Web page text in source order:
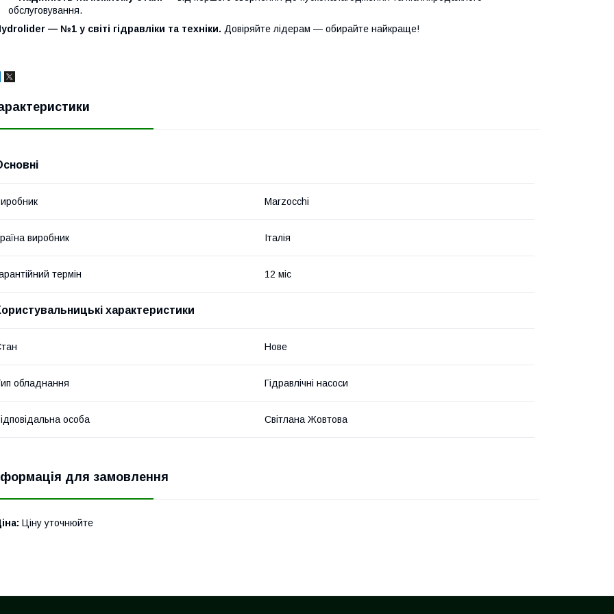
обслуговування.
— №1 у світі гідравліки та техніки. Довіряйте лідерам — обирайте найкраще!
Marzocchi
виробник Італія
термін 12 міс
характеристики
Нове
обладнання Гідравлічні насоси
особа Світлана Жовтова
для замовлення
Ціну уточнюйте